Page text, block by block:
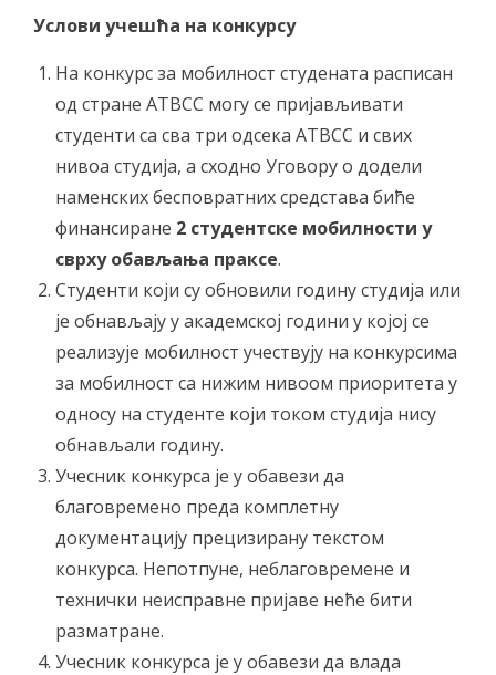
Услови учешћа на конкурсу
На конкурс за мобилност студената расписан
од стране АТВСС могу се пријављивати
студенти са сва три одсека АТВСС и свих
нивоа студија, а сходно Уговору о додели
наменских бесповратних средстава биће
финансиране 2 студентске мобилности у
сврху обављања праксе.
Студенти који су обновили годину студија или
је обнављају у академској години у којој се
реализује мобилност учествују на конкурсима
за мобилност са нижим нивоом приоритета у
односу на студенте који током студија нису
обнављали годину.
Учесник конкурса је у обавези да
благовремено преда комплетну
документацију прецизирану текстом
конкурса. Непотпуне, неблаговремене и
технички неисправне пријаве неће бити
разматране.
Учесник конкурса је у обавези да влада